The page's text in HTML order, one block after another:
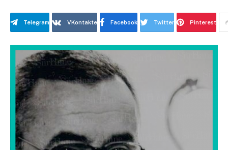
Telegram VKontakte Facebook Twitter Pinterest